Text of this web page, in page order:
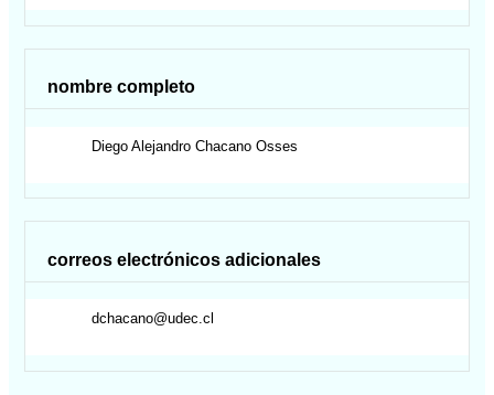
nombre completo
Diego Alejandro Chacano Osses
correos electrónicos adicionales
dchacano@udec.cl